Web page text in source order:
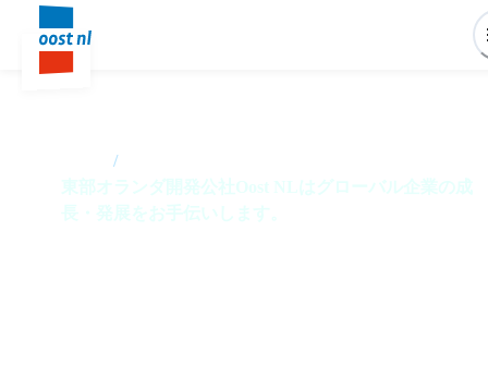
/
東部オランダ開発公社Oost NLはグローバル企業の成
長・発展をお手伝いします。